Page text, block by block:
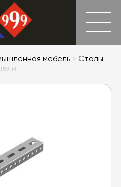
мебель > Столы